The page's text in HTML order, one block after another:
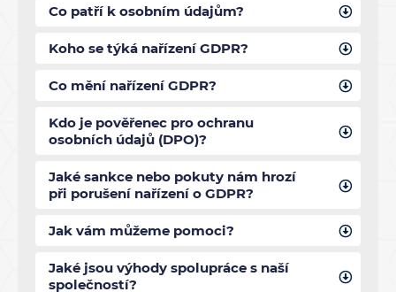
Co patří k osobním údajům?
Koho se týká nařízení GDPR?
Co mění nařízení GDPR?
Kdo je pověřenec pro ochranu
osobních údajů (DPO)?
Jaké sankce nebo pokuty nám hrozí
při porušení nařízení o GDPR?
Jak vám můžeme pomoci?
Jaké jsou výhody spolupráce s naší
společností?